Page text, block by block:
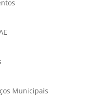
Municipais